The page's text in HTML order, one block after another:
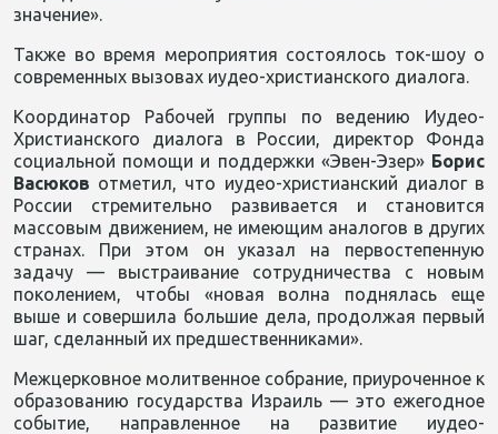
значение».
Также во время мероприятия состоялось ток-шоу о
современных вызовах иудео-христианского диалога.
Координатор Рабочей группы по ведению Иудео-
Христианского диалога в России, директор Фонда
социальной помощи и поддержки «Эвен-Эзер» Борис
Васюков отметил, что иудео-христианский диалог в
России стремительно развивается и становится
массовым движением, не имеющим аналогов в других
странах. При этом он указал на первостепенную
задачу — выстраивание сотрудничества с новым
поколением, чтобы «новая волна поднялась еще
выше и совершила большие дела, продолжая первый
шаг, сделанный их предшественниками».
Межцерковное молитвенное собрание, приуроченное к
образованию государства Израиль — это ежегодное
событие, направленное на развитие иудео-